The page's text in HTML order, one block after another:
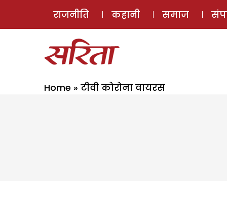
राजनीति कहानी समाज
Home » टीवी कोरोना वायरस